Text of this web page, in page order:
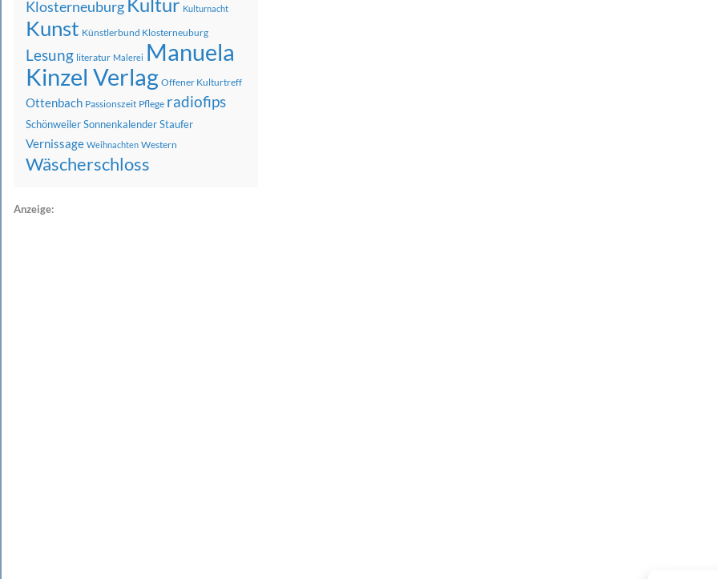
Klosterneuburg Kulturnacht
Kunst Künstlerbund Klosterneuburg
Lesung literatur Malerei Manuela
Kinzel Verlag Offener Kulturtreff
Ottenbach Passionszeit Pflege radiofips
SchönweilerSonnenkalenderStaufer
Vernissage Weihnachten Western
Wäscherschloss
Anzeige: